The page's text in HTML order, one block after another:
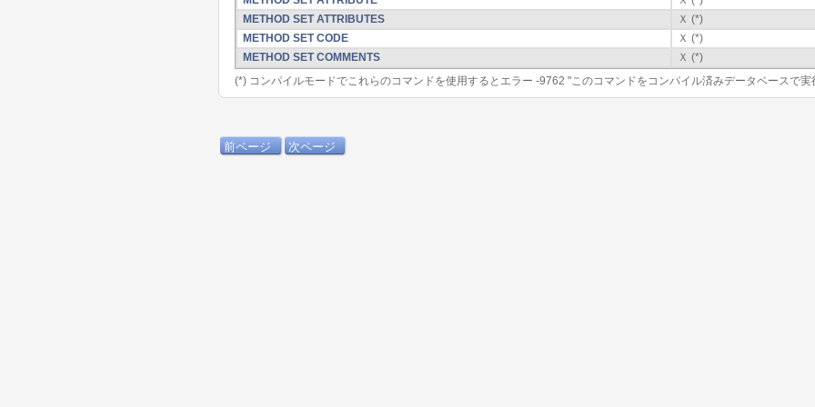
METHOD SET ATTRIBUTES
Ｘ (*)
METHOD SET CODE
Ｘ (*)
METHOD SET COMMENTS
Ｘ (*)
(*) コンパイルモードでこれらのコマンドを使用するとエラー -9762 "このコマンドをコンパイル済みデータベースで実
前ページ 次ページ